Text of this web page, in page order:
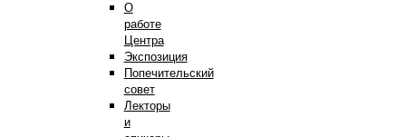
О
работе
Центра
Экспозиция
Попечительский
совет
Лекторы
и